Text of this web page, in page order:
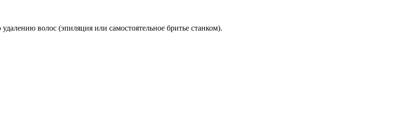
волос (эпиляция или самостоятельное бритье станком).